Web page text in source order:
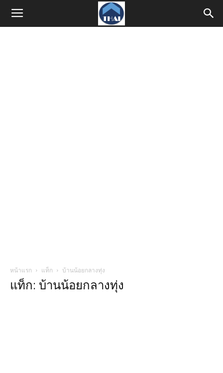
หน้าแรก แท็ก บ้านน้อยกลางทุ่ง
แท็ก: บ้านน้อยกลางทุ่ง